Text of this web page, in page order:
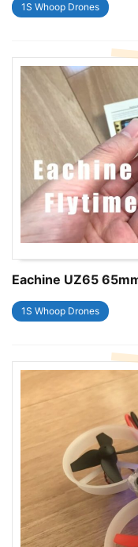
1S Whoop Drones
Eachine UZ65
1S Whoop Drones